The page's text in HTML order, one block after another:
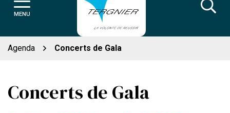
MENU
Agenda Concerts de Gala
Concerts de Gala